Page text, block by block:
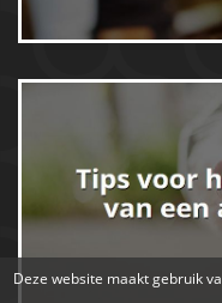
Deze website maakt gebruik